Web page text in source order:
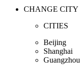
CHANGE CITY
CITIES
Beijing
Shanghai
Guangzhou